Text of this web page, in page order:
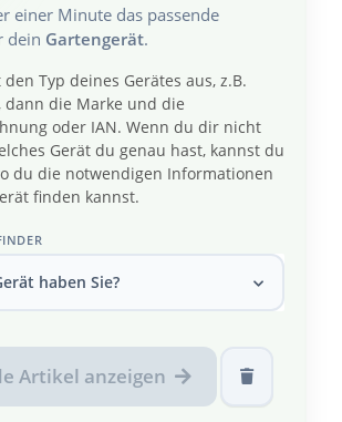
einer Minute das passende
dein Gartengerät.
Typ deines Gerätes aus, z.B.
dann die Marke und die
oder IAN. Wenn du dir nicht
Gerät du genau hast, kannst du
du die notwendigen Informationen
finden kannst.
haben Sie?
Artikel anzeigen